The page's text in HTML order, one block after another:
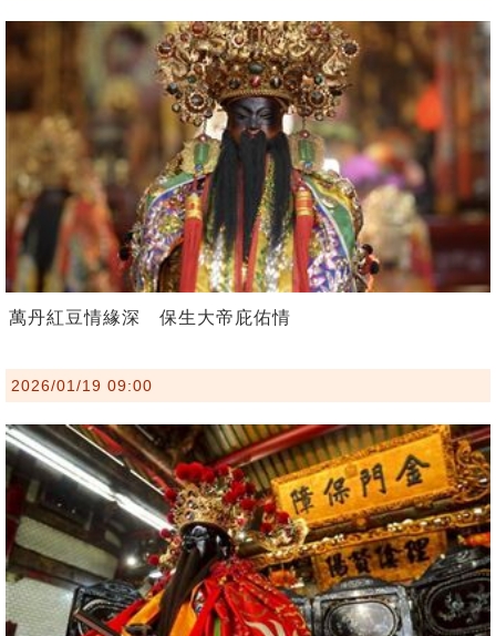
萬丹紅豆情緣深 保生大帝庇佑情
2026/01/19 09:00